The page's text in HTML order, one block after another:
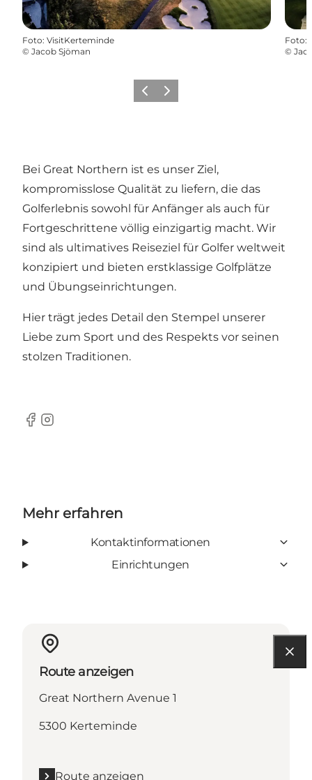
Foto: VisitKerteminde
© Jacob Sjöman
Foto:
©
ZurückWeiter
Bei Great Northern ist es unser Ziel,
kompromisslose Qualität zu liefern, die das
Golferlebnis sowohl für Anfänger als auch für
Fortgeschrittene völlig einzigartig macht. Wir
sind als ultimatives Reiseziel für Golfer weltweit
konzipiert und bieten erstklassige Golfplätze
und Übungseinrichtungen.
Hier trägt jedes Detail den Stempel unserer
Liebe zum Sport und des Respekts vor seinen
stolzen Traditionen.
Facebook
Instagram
Mehr erfahren
Kontaktinformationen
Einrichtungen
Route anzeigen
Great Northern Avenue 1
5300 Kerteminde
Route anzeigen